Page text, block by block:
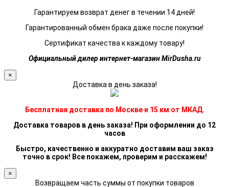
Гарантируем возврат денег в течении 14 дней!
Гарантированный обмен брака даже после покупки!
Сертификат качества к каждому товару!
Официальный дилер интернет-магазин MirDusha.ru
×
Доставка в день заказа!
Бесплатная доставка по Москве и 15 км от МКАД.
Доставка товаров в день заказа! При оформлении до 12
часов
Быстро, качественно и аккуратно доставим ваш заказ
точно в срок! Все покажем, проверим и расскажем!
×
Возвращаем часть суммы от покупки товаров